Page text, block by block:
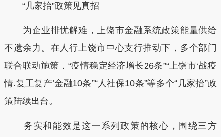
“几家抬”政策见真招
为企业排忧解难，上饶市金融系统政策能量供给
不遗余力。在人行上饶市中心支行推动下，多个部门
联合联动施策，“疫情稳定经济增长26条”“上饶市‘战疫
情.复工复产’金融10条”“人社保10条”等多个“几家抬”政
策陆续出台。
务实和能效是这一系列政策的核心，围绕三方